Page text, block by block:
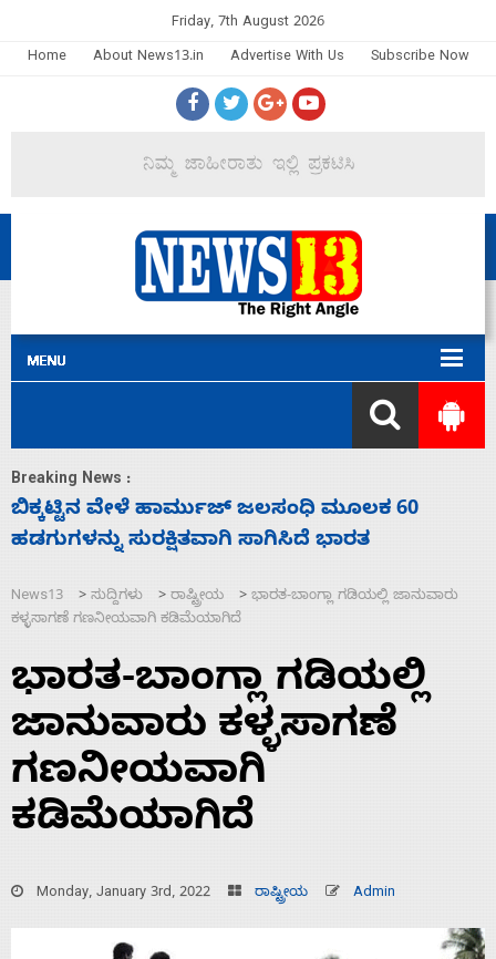
Friday, 7th August 2026
Home
About News13.in Advertise With Us Subscribe Now
Breaking News :
ನಾಗೇಂದ್ರ ರಾಜೀನಾಮೆ ಕೊಡದಿದ್ದರೆ ಸದನ ನಡೆಸಲು
ಬಿಡೆವು: ಛಲವಾದಿ ನಾರಾಯಣಸ್ವಾಮಿ
News13 > ಸುದ್ದಿಗಳು > ರಾಷ್ಟ್ರೀಯ > ಭಾರತ-ಬಾಂಗ್ಲಾ ಗಡಿಯಲ್ಲಿ ಜಾನುವಾರು
ಕಳ್ಳಸಾಗಣೆ ಗಣನೀಯವಾಗಿ ಕಡಿಮೆಯಾಗಿದೆ
ಭಾರತ-ಬಾಂಗ್ಲಾ ಗಡಿಯಲ್ಲಿ
ಜಾನುವಾರು ಕಳ್ಳಸಾಗಣೆ
ಗಣನೀಯವಾಗಿ
ಕಡಿಮೆಯಾಗಿದೆ
Monday, January 3rd, 2022 ರಾಷ್ಟ್ರೀಯ Admin